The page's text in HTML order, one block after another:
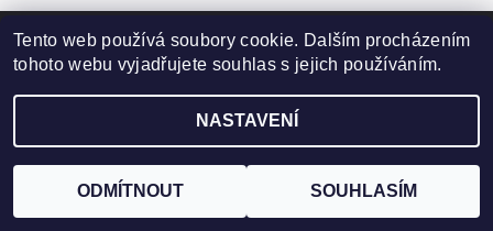
2026 ©Vysivaci.cz
Vytvořil Shoptet
Tento web používá soubory cookie. Dalším procházením
tohoto webu vyjadřujete souhlas s jejich používáním.
NASTAVENÍ
ODMÍTNOUT SOUHLASÍM